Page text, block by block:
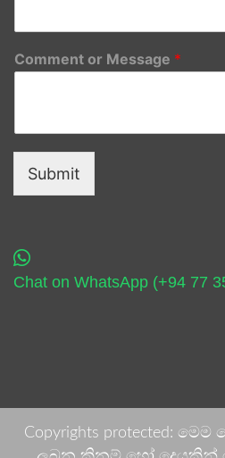
Comment or Message *
Submit
Chat on WhatsApp (+94 77
Copyrights protected: